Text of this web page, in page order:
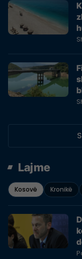
Lajme
Kosovë Kronikë